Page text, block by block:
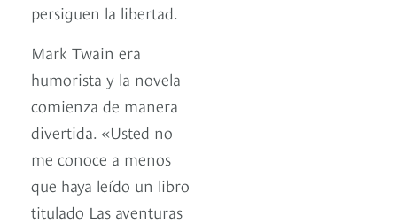
persiguen la libertad.
Mark Twain era
humorista y la novela
comienza de manera
divertida. «Usted no
me conoce a menos
que haya leído un libro
titulado Las aventuras